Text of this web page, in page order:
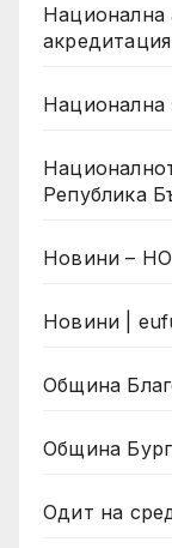
Национална
акредитация
Национална
Република
Новини –
Новини |
Община
Община
Одит на